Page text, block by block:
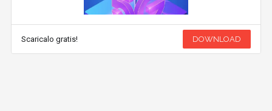
Scaricalo gratis! DOWNLOAD